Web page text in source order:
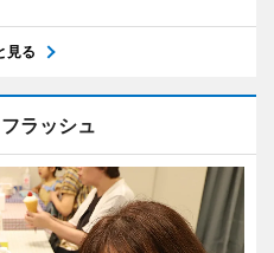
見る
ラッシュ